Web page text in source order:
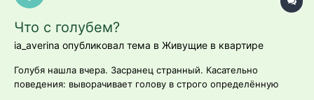
Что с голубем?
ia_averina опубликовал тема в Живущие в квартире
Голубя нашла вчера. Засранец странный. Касательно
поведения: выворачивает голову в строго определённую